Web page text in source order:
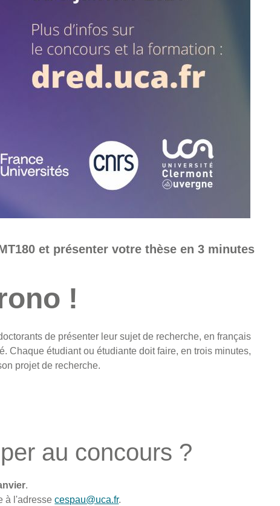
et présenter votre thèse en 3 minutes
!
de présenter leur sujet de recherche, en français
Chaque étudiant ou étudiante doit faire, en trois minutes,
projet de recherche.
au concours ?
.
à l'adressecespau@uca.fr.